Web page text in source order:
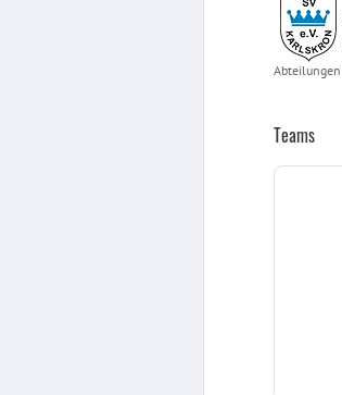
Abteilungen
Teams